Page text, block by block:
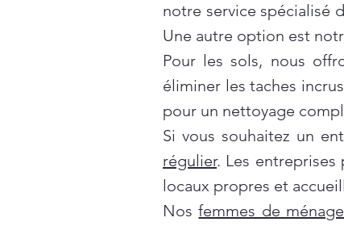
notre service spécialisé
Une autre option est
Pour les sols, nous
éliminer les taches
pour un nettoyage
Si vous souhaitez un
régulier. Les
locaux propres et
Nosfemmes de